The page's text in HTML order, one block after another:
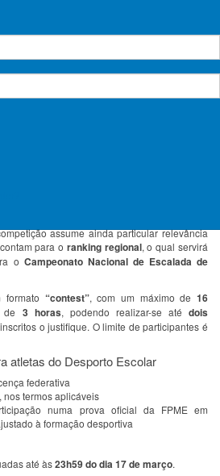
2026
de Escaladores de Braga (ADEB)
ADEB, Braga
de Escalada de Bloco – Zona Nortee
válida e seguro nível 3 da FPME ou
alunos de escolas que se federem e
de cobertura pelo Seguro Escolar, nos
assume ainda particular relevância
para o ranking regional, o qual servirá
o Campeonato Nacional de Escalada de
formato “contest”, com um máximo de 16
de 3 horas, podendo realizar-se atédois
o justifique. O limite de participantes é
atletas do Desporto Escolar
federativa
termos aplicáveis
numa prova oficial da FPME em
à formação desportiva
até às23h59 do dia 17 de março.